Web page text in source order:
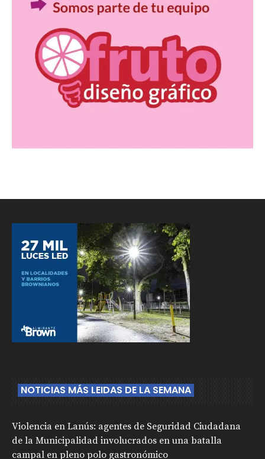
NOTICIAS MÁS LEIDAS DE LA SEMANA
Violencia en Lanús: agentes de Seguridad Ciudadana
de la Municipalidad involucrados en una batalla
campal en pleno polo gastronómico